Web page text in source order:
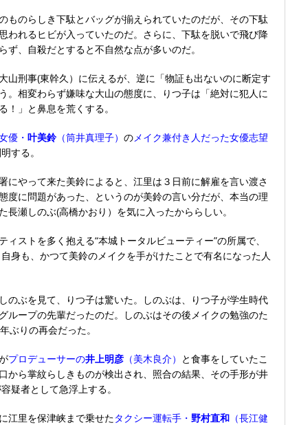
ものらしき下駄とバッグが揃えられていたのだが、その下駄
われるヒビが入っていたのだ。さらに、下駄を脱いで飛び降
ず、自殺だとすると不自然な点が多いのだ。
山刑事(東幹久）に伝えるが、逆に「物証も出ないのに断定す
。相変わらず嫌味な大山の態度に、りつ子は「絶対に犯人に
！」と鼻息を荒くする。
優・ 叶美鈴（筒井真理子） の メイク兼付き人だった女優志望
する。
にやって来た美鈴によると、江里は３日前に解雇を言い渡さ
度に問題があった、というのが美鈴の言い分だが、本当の理
長瀬しのぶ(高橋かおり）を気に入ったかららしい。
ィストを多く抱える“本城トータルビューティー”の所属で、
自身も、かつて美鈴のメイクを手がけたことで有名になった人
のぶを見て、りつ子は驚いた。しのぶは、りつ子が学生時代
ループの先輩だったのだ。しのぶはその後メイクの勉強のた
ぶりの再会だった。
プロデューサーの井上明彦 （美木良介） と食事をしていたこ
から掌紋らしきものが検出され、照合の結果、その手形が井
疑者として急浮上する。
江里を保津峡まで乗せたタクシー運転手・ 野村直和 （長江健